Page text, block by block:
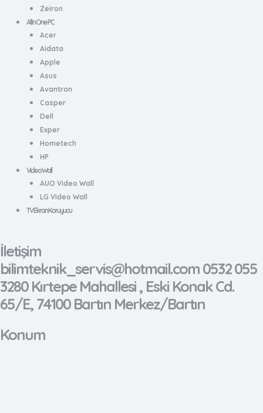
Zeiron
All In One PC
Acer
Aidata
Apple
Asus
Avantron
Casper
Dell
Exper
Hometech
HP
Video Wall
AUO Video Wall
LG Video Wall
TV Ekran Koruyucu
İletişim
bilimteknik_servis@hotmail.com 0532 055
3280 Kırtepe Mahallesi , Eski Konak Cd.
65/E, 74100 Bartın Merkez/Bartın
Konum